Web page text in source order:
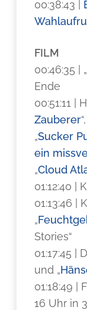
00:38:43 |
FILM
00:46:35 | „
Ende
00:51:11 |
Zauberer
„Sucker
ein
„Cloud
01:12:40 |
01:13:46 |
„
Stories“
01:17:45 |
und „
01:18:49 |
16 Uhr in